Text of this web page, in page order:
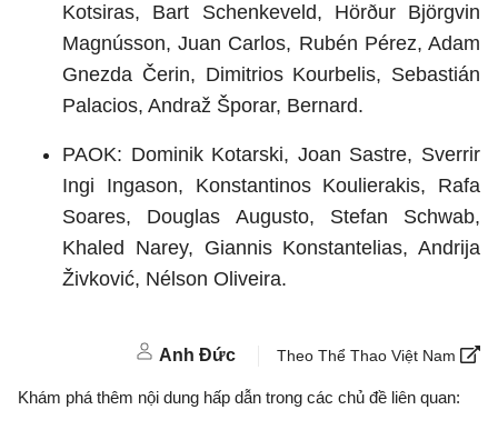
Kotsiras, Bart Schenkeveld, Hörður Björgvin
Magnússon, Juan Carlos, Rubén Pérez, Adam
Gnezda Čerin, Dimitrios Kourbelis, Sebastián
Palacios, Andraž Šporar, Bernard.
PAOK: Dominik Kotarski, Joan Sastre, Sverrir
Ingi Ingason, Konstantinos Koulierakis, Rafa
Soares, Douglas Augusto, Stefan Schwab,
Khaled Narey, Giannis Konstantelias, Andrija
Živković, Nélson Oliveira.
Anh Đức Theo Thể Thao Việt Nam
Khám phá thêm nội dung hấp dẫn trong các chủ đề liên quan: